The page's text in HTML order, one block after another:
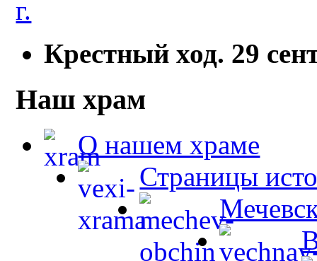
Крестный ход. 29
Наш храм
О нашем храме
Страницы